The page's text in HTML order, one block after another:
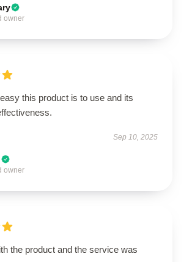
owner
this product is to use and its
Sep 10, 2025
owner
the product and the service was